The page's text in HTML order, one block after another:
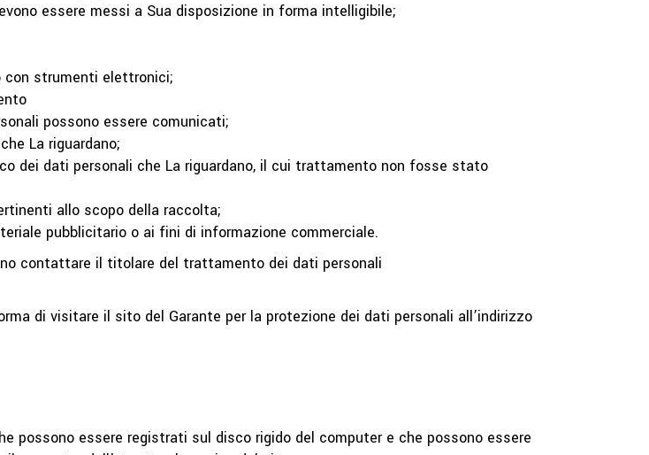
essere messi a Sua disposizione in forma intelligibile;
strumenti elettronici;
possono essere comunicati;
La riguardano;
dei dati personali che La riguardano, il cui trattamento non fosse stato
allo scopo della raccolta;
pubblicitario o ai fini di informazione commerciale.
contattare il titolare del trattamento dei dati personali
di visitare il sito del Garante per la protezione dei dati personali all’indirizzo
possono essere registrati sul disco rigido del computer e che possono essere